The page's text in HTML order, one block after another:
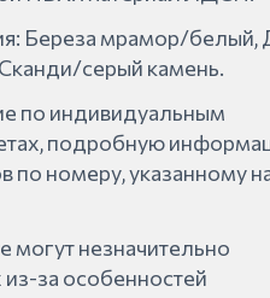
Береза мрамор/белый,
серый камень.
по индивидуальным
подробную
по номеру, указанному
могут незначительно
из-за особенностей